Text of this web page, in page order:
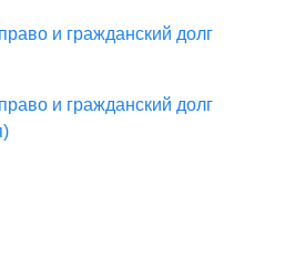
и гражданский долг
и гражданский долг